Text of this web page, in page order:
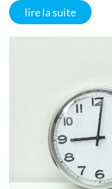
lire la suite